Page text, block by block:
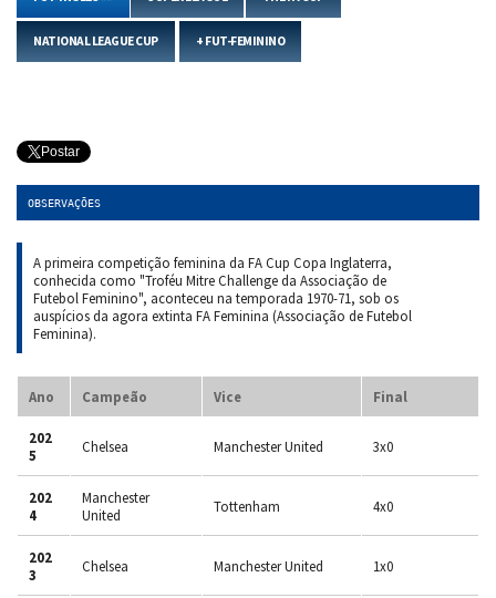
NATIONAL LEAGUE CUP + FUT-FEMININO
Postar
OBSERVAÇÕES
A primeira competição feminina da FA Cup Copa Inglaterra,
conhecida como "Troféu Mitre Challenge da Associação de
Futebol Feminino", aconteceu na temporada 1970-71, sob os
auspícios da agora extinta FA Feminina (Associação de Futebol
Feminina).
Ano Campeão Vice Final
202
5
Chelsea Manchester United 3x0
202
4
Manchester
United
Tottenham 4x0
202
3
Chelsea Manchester United 1x0